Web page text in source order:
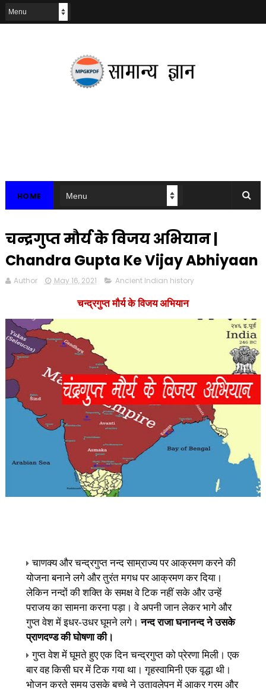
HOME
चन्द्रगुप्त मौर्य के विजय अभियान |
Chandra Gupta Ke Vijay Abhiyaan
Author May 16, 2021 Ancient Indian history
चन्द्रगुप्त मौर्य के विजय अभियान
चाणक्य और चन्द्रगुप्त नन्द साम्राज्य पर आक्रमण करने की
योजनाबनाने लगे और तुरंत मगध पर आक्रमण कर दिया।
लेकिन नन्दों की शक्ति के समक्ष वे टिक नहीं सके और उन्हें
पराजय का सामना करना पड़ा। वे अपनी जान लेकर भागे और
गुप्त वेश में इधर-उधर घूमने लगे।नन्द राजा घनानन्द ने उसके
प्राणदण्ड की घोषणा की।
गुप्त वेश में घूमते हुए एक दिन चन्द्रगुप्त को प्रेरणा मिली। एक
बार वह किसी घर में टिक गया था। गृहस्वामिनी एक वृद्धा थी।
भोजन करते समय उसके बच्चे ने उतावलेपन में आकर गरम और